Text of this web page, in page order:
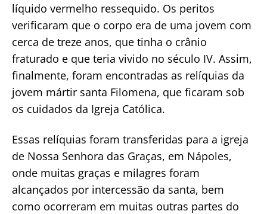
líquido vermelho ressequido. Os peritos
verificaram que o corpo era de uma jovem com
cerca de treze anos, que tinha o crânio
fraturado e que teria vivido no século IV. Assim,
finalmente, foram encontradas as relíquias da
jovem mártir santa Filomena, que ficaram sob
os cuidados da Igreja Católica.
Essas relíquias foram transferidas para a igreja
de Nossa Senhora das Graças, em Nápoles,
onde muitas graças e milagres foram
alcançados por intercessão da santa, bem
como ocorreram em muitas outras partes do